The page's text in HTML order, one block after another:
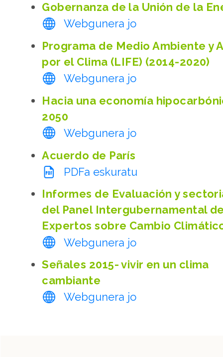
Gobernanza de la Unión de la
Webgunera jo
Programa de Medio Ambiente y
por el Clima (LIFE) (2014-2020)
Webgunera jo
Hacia una economía
2050
Webgunera jo
Acuerdo de París
PDFa eskuratu
Informes de Evaluación y
del Panel Intergubernamental
Expertos sobre Cambio
Webgunera jo
Señales 2015- vivir en un clima
cambiante
Webgunera jo